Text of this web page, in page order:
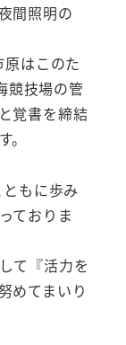
間照明の
はこのた
競技場の管
覚書を締結
もに歩み
ておりま
て『活力を
めてまいり